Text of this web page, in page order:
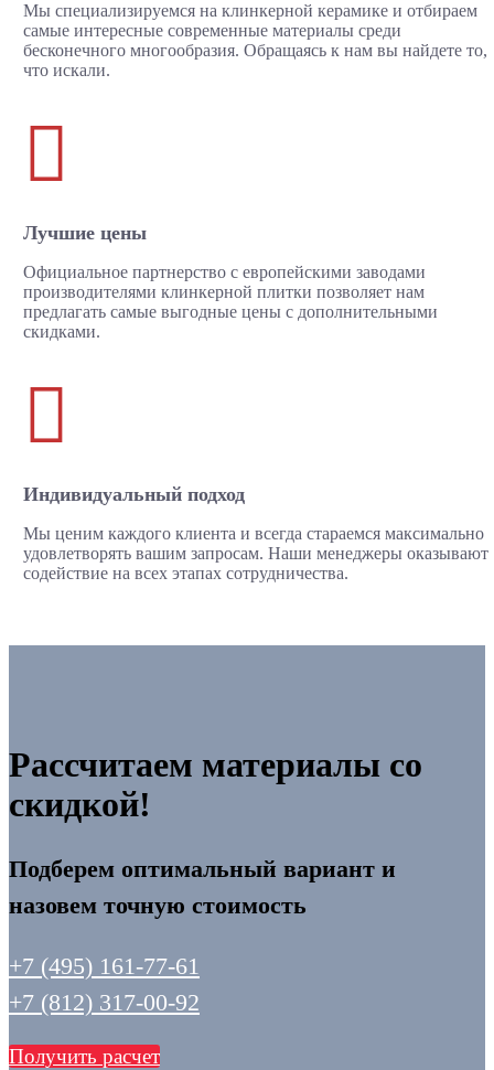
Мы специализируемся на клинкерной керамике и отбираем
самые интересные современные материалы среди
бесконечного многообразия. Обращаясь к нам вы найдете то,
что искали.

Лучшие цены
Официальное партнерство с европейскими заводами
производителями клинкерной плитки позволяет нам
предлагать самые выгодные цены с дополнительными
скидками.

Индивидуальный подход
Мы ценим каждого клиента и всегда стараемся максимально
удовлетворять вашим запросам. Наши менеджеры оказывают
содействие на всех этапах сотрудничества.
Рассчитаем материалы со
скидкой!
Подберем оптимальный вариант и
назовем точную стоимость
+7 (495) 161-77-61
+7 (812) 317-00-92
Получить расчет